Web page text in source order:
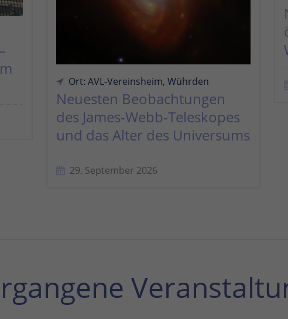
Ort: AVL-Vereinsheim, Wührden
Neuesten Beobachtungen
des James-Webb-Teleskopes
und das Alter des Universums
29. September 2026